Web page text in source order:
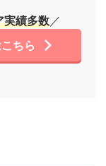
実績多数 ／
ちら